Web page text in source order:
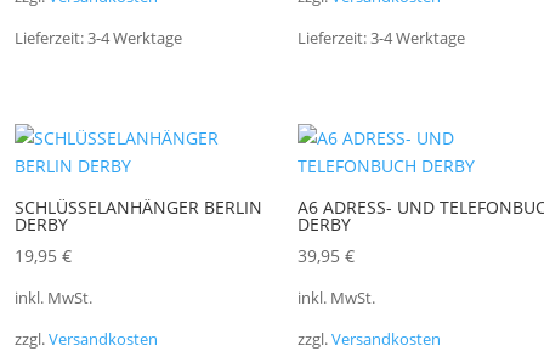
Lieferzeit:3-4 Werktage Lieferzeit:3-4 Werktage
SCHLÜSSELANHÄNGER BERLIN
DERBY
19,95 €
inkl. MwSt.
zzgl.Versandkosten
A6 ADRESS- UND
DERBY
39,95 €
inkl. MwSt.
zzgl.Versandkosten